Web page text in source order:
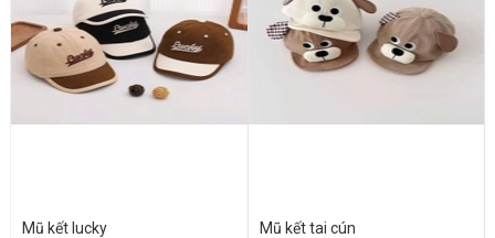
Mũ kết lucky Mũ kết tai cún